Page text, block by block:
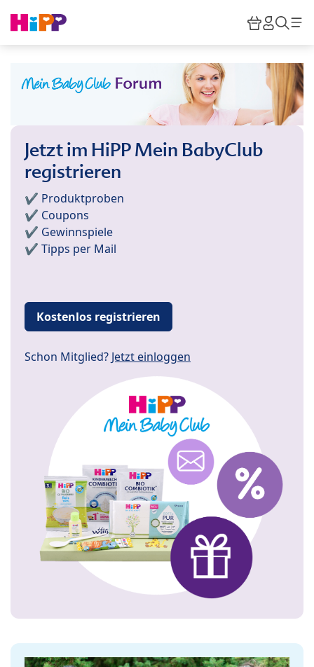
HiPP
Jetzt im HiPP Mein BabyClub
registrieren
✔️ Produktproben
✔️ Coupons
✔️ Gewinnspiele
✔️ Tipps per Mail
Kostenlos registrieren
Schon Mitglied? Jetzt einloggen